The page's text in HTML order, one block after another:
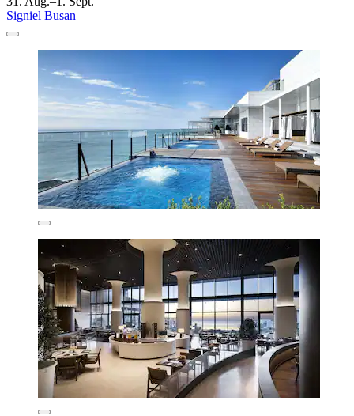
Signiel Busan